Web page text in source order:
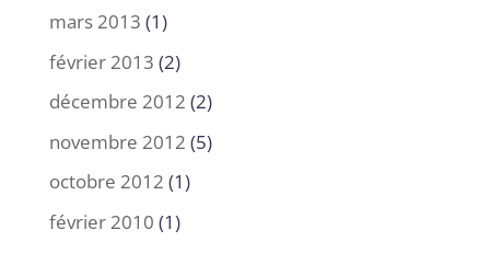
mars 2013 (1)
février 2013 (2)
décembre 2012 (2)
novembre 2012 (5)
octobre 2012 (1)
février 2010 (1)